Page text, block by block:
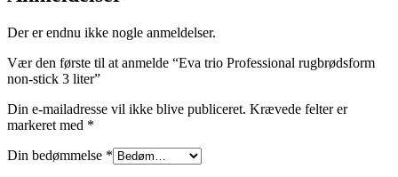
Der er endnu ikke nogle anmeldelser.
Vær den første til at anmelde “Eva trio Professional rugbrødsform
non-stick 3 liter”
Din e-mailadresse vil ikke blive publiceret. Krævede felter er
markeret med *
Din bedømmelse *